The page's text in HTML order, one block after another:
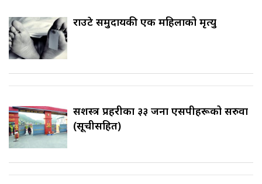
राउटे समुदायकी एक महिलाको मृत्यु
सशस्त्र प्रहरीका ३३ जना एसपीहरूको सरुवा
(सूचीसहित)